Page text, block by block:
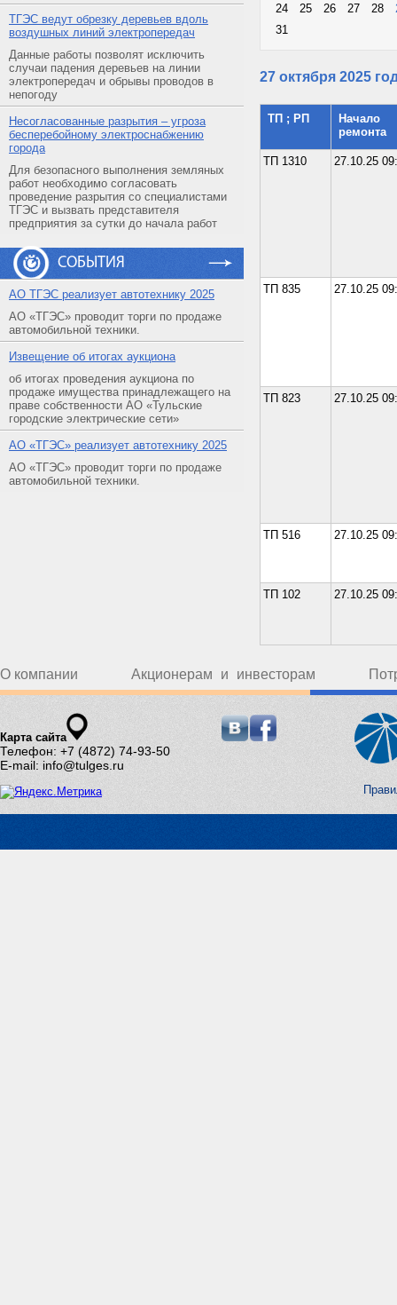
ТГЭС ведут обрезку деревьев вдоль
воздушных линий электропередач
Данные работы позволят исключить
случаи падения деревьев на линии
электропередач и обрывы проводов в
непогоду
Несогласованные разрытия – угроза
бесперебойному электроснабжению
города
Для безопасного выполнения земляных
работ необходимо согласовать
проведение разрытия со специалистами
ТГЭС и вызвать представителя
предприятия за сутки до начала работ
СОБЫТИЯ
АO ТГЭС реализует автотехнику 2025
АО «ТГЭС» проводит торги по продаже
автомобильной техники.
Извещение об итогах аукциона
об итогах проведения аукциона по
продаже имущества принадлежащего на
праве собственности АО «Тульские
городские электрические сети»
АO «ТГЭС» реализует автотехнику 2025
АО «ТГЭС» проводит торги по продаже
автомобильной техники.
24
25 26 27 28
31
27 октября 2025
ТП ; РП
Начало
ремонта
ТП 1310 27.10.25
ТП 835 27.10.25
ТП 823 27.10.25
ТП 516 27.10.25
ТП 102 27.10.25
О компании Акционерам и инвесторам
Карта сайта
Телефон: +7 (4872) 74-93-50
E-mail: info@tulges.ru